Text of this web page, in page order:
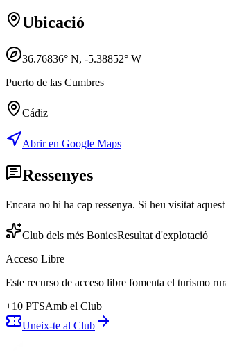
Ubicació
36.76836° N, -5.38852° W
Puerto de las Cumbres
Cádiz
Abrir en Google Maps
Ressenyes
Encara no hi ha cap ressenya. Si heu visitat
Club dels més BonicsResultat d'explotació
Acceso Libre
Este recurso de acceso libre fomenta el turismo
+10 PTSAmb el Club
Uneix-te al Club